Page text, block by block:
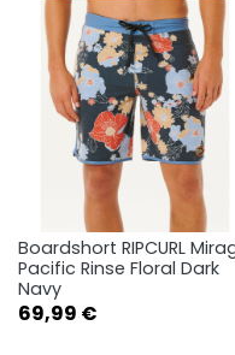
Boardshort RIPCURL
Pacific Rinse Floral Dark
Navy
Prix
69,99 €